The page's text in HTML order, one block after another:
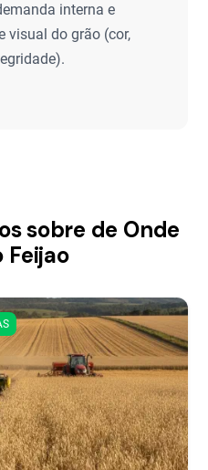
interna e
visual do grão (cor,
sobre de Onde
Feijao